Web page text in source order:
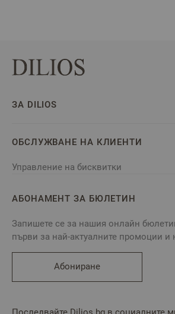
ЗА DILIOS
ОБСЛУЖВАНЕ НА КЛИЕНТИ
Управление на бисквитки
АБОНАМЕНТ ЗА БЮЛЕТИН
Запишете се за нашия онлайн
първи за най-актуалните промоции и
Абониране